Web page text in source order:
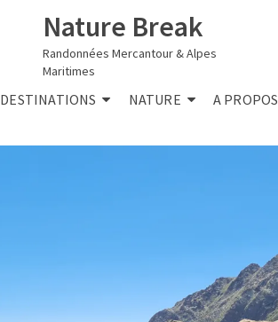
Nature Break
Randonnées Mercantour & Alpes
Maritimes
DESTINATIONS NATURE A PROPOS